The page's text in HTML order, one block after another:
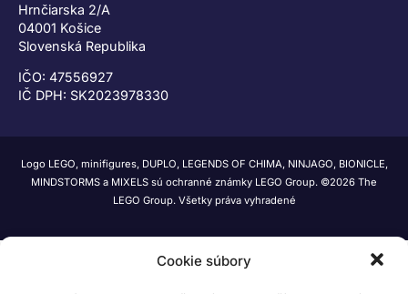
Cookie súbory
Hrnčiarska 2/A
04001 Košice
Slovenská Republika
IČO: 47556927
IČ DPH: SK2023978330
Logo LEGO, minifigures, DUPLO, LEGENDS OF CHIMA, NINJAGO, BIONICLE,
MINDSTORMS a MIXELS sú ochranné známky LEGO Group. ©2026 The
LEGO Group. Všetky práva vyhradené